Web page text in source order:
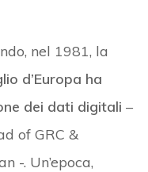
nel 1981, la
d’Europa ha
dei dati digitali –
of GRC &
-. Un’epoca,